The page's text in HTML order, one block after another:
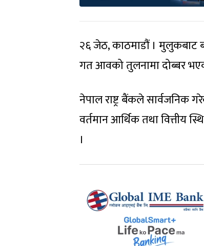
२६ जेठ, काठमाडौं । मुलुकबाट
गत आवको तुलनामा दोब्बर
नेपाल राष्ट्र बैंकले सार्वजनिक
वर्तमान आर्थिक तथा वित्तीय
।